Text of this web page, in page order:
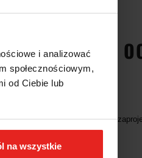
i analizować
społecznościowym,
od Ciebie lub
na wszystkie
OPINIE I
Tools dostarcza narzędzia